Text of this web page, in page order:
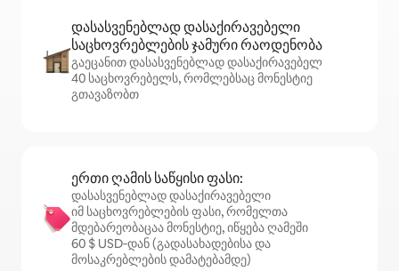
დასასვენებლად დასაქირავებელი
საცხოვრებლების ჯამური რაოდენობა
გაეცანით დასასვენებლად დასაქირავებელ
40 საცხოვრებელს, რომლებსაც მონესტიე
გთავაზობთ
ერთი ღამის საწყისი ფასი:
დასასვენებლად დასაქირავებელი
იმ საცხოვრებლების ფასი, რომელთა
მდებარეობაცაა მონესტიე, იწყება ღამეში
60 $ USD‑დან (გადასახადებისა და
მოსაკრებლების დამატებამდე)